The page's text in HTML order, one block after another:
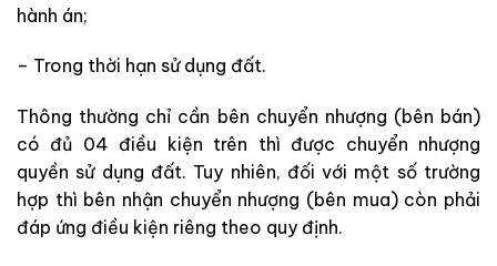
hành án;
– Trong thời hạn sử dụng đất.
Thông thường chỉ cần bên chuyển nhượng (bên bán)
có đủ 04 điều kiện trên thì được chuyển nhượng
quyền sử dụng đất. Tuy nhiên, đối với một số trường
hợp thì bên nhận chuyển nhượng (bên mua) còn phải
đáp ứng điều kiện riêng theo quy định.